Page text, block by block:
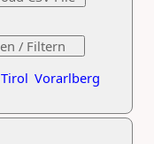
Tirol Vorarlberg